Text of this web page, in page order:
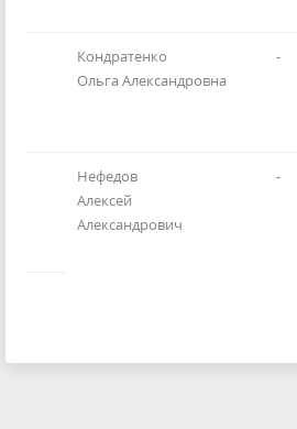
Кондратенко
Ольга Александровна
-
Нефедов
Алексей
Александрович
-